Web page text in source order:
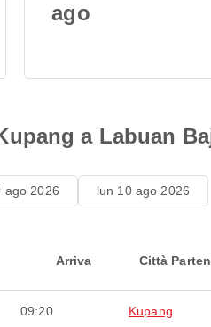
ago
a Labuan
ago 2026 lun 10 ago 2026
Arriva Città
09:20 Kupang